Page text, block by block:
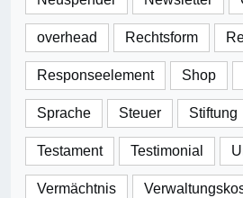
overhead Rechtsform
Responseelement Shop
Sprache Steuer Stiftung
Testament Testimonial
Vermächtnis